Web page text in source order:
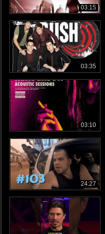
03:15
03:35
03:10
24:27